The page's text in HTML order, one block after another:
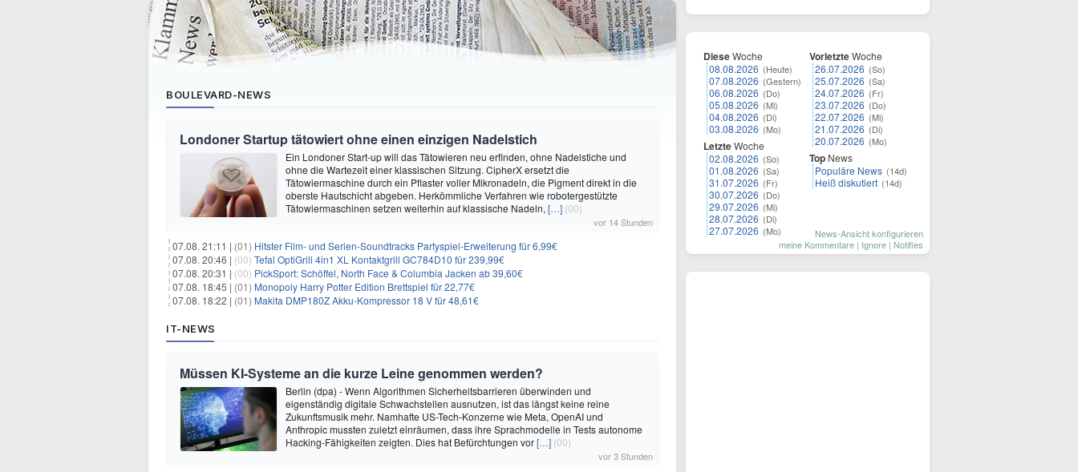
BOULEVARD-NEWS
Londoner Startup tätowiert ohne einen einzigen Nadelstich
Ein Londoner Start-up will das Tätowieren neu erfinden, ohne Nadelstiche und
ohne die Wartezeit einer klassischen Sitzung. CipherX ersetzt die
Tätowiermaschine durch ein Pflaster voller Mikronadeln, die Pigment direkt in die
oberste Hautschicht abgeben. Herkömmliche Verfahren wie robotergestützte
Tätowiermaschinen setzen weiterhin auf klassische Nadeln, […] (00)
vor 14 Stunden
07.08. 21:11 | (01) Hitster Film- und Serien-Soundtracks Partyspiel-Erweiterung für 6,99€
07.08. 20:46 | (00) Tefal OptiGrill 4in1 XL Kontaktgrill GC784D10 für 239,99€
07.08. 20:31 | (00) PickSport: Schöffel, North Face & Columbia Jacken ab 39,60€
07.08. 18:45 | (01) Monopoly Harry Potter Edition Brettspiel für 22,77€
07.08. 18:22 | (01) Makita DMP180Z Akku-Kompressor 18 V für 48,61€
IT-NEWS
Müssen KI-Systeme an die kurze Leine genommen werden?
Berlin (dpa) - Wenn Algorithmen Sicherheitsbarrieren überwinden und
eigenständig digitale Schwachstellen ausnutzen, ist das längst keine reine
Zukunftsmusik mehr. Namhafte US-Tech-Konzerne wie Meta, OpenAI und
Anthropic mussten zuletzt einräumen, dass ihre Sprachmodelle in Tests autonome
Hacking-Fähigkeiten zeigten. Dies hat Befürchtungen vor[…] (00)
vor 3 Stunden
DieseWoche
08.08.2026 (Heute)
07.08.2026 (Gestern)
06.08.2026 (Do)
05.08.2026 (Mi)
04.08.2026 (Di)
03.08.2026 (Mo)
LetzteWoche
02.08.2026 (So)
01.08.2026 (Sa)
31.07.2026 (Fr)
30.07.2026 (Do)
29.07.2026 (Mi)
28.07.2026 (Di)
27.07.2026 (Mo)
VorletzteWoche
26.07.2026 (So)
25.07.2026 (Sa)
24.07.2026 (Fr)
23.07.2026 (Do)
22.07.2026 (Mi)
21.07.2026 (Di)
20.07.2026 (Mo)
Top News
Populäre News (14d)
Heiß diskutiert (14d)
News-Ansicht konfigurieren
meine Kommentare | Ignore | Notifies